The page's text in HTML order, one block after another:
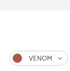
VENOM